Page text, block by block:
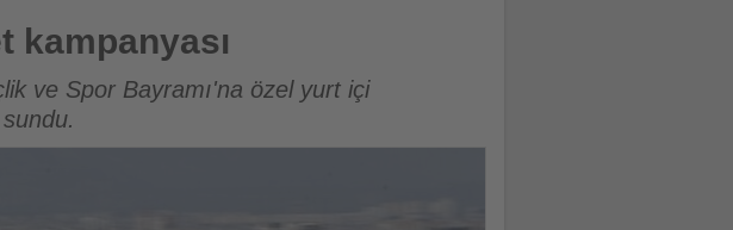
kampanyası
ve Spor Bayramı'na özel yurt içi